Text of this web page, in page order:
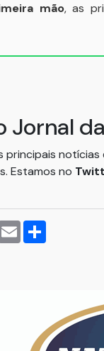
mão, as
notícias
Estamos no
Email